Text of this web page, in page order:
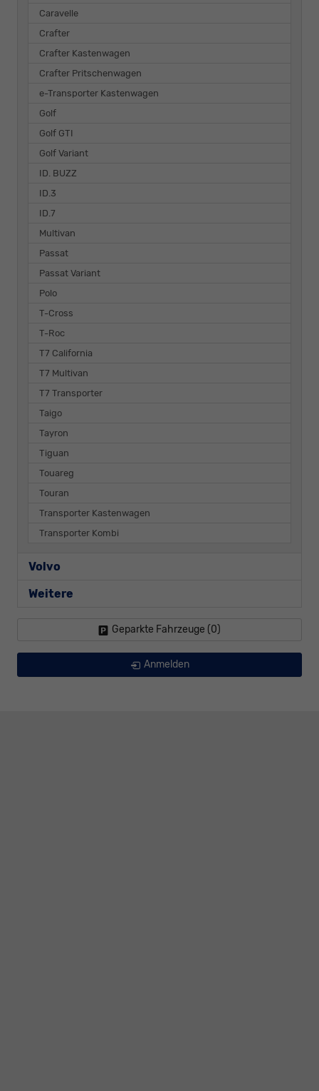
Caravelle
Crafter
Crafter Kastenwagen
Crafter Pritschenwagen
e-Transporter Kastenwagen
Golf
Golf GTI
Golf Variant
ID. BUZZ
ID.3
ID.7
Multivan
Passat
Passat Variant
Polo
T-Cross
T-Roc
T7 California
T7 Multivan
T7 Transporter
Taigo
Tayron
Tiguan
Touareg
Touran
Transporter Kastenwagen
Transporter Kombi
Volvo
Weitere
Geparkte Fahrzeuge (0)
Anmelden